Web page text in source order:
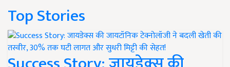
Top Stories